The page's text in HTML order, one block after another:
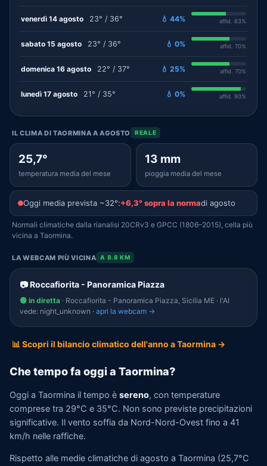
venerdì 14 agosto 23° / 36° 💧 44% affid. 63%
sabato 15 agosto 23° / 36° 💧 0% affid. 70%
domenica 16 agosto 22° / 37° 💧 25% affid. 70%
lunedì 17 agosto 21° / 35° 💧 0% affid. 90%
IL CLIMA DI TAORMINA A AGOSTO REALE
25,7°
temperatura media del mese
13 mm
pioggia media del mese
Oggi media prevista ~32°:+6,3° sopra la normadi agosto
Normali climatiche dalla rianalisi 20CRv3 e GPCC (1806–2015), cella più
vicina a Taormina.
LA WEBCAM PIÙ VICINA A 8.8 KM
📷 Roccafiorita - Panoramica Piazza
🟢 in diretta · Roccafiorita - Panoramica Piazza, Sicilia ME · l'AI
vede: night_unknown · apri la webcam →
📊 Scopri il bilancio climatico dell'anno a Taormina →
Che tempo fa oggi a Taormina?
Oggi a Taormina il tempo è sereno, con temperature
comprese tra 29°C e 35°C. Non sono previste precipitazioni
significative. Il vento soffia da Nord-Nord-Ovest fino a 41
km/h nelle raffiche.
Rispetto alle medie climatiche di agosto a Taormina (25,7°C